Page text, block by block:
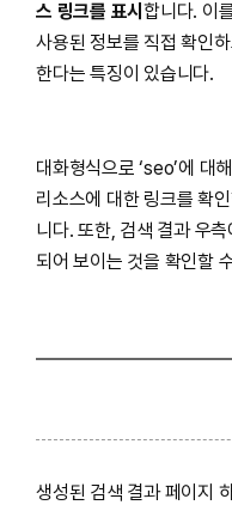
스 링크를 표시합니다. 이
사용된 정보를 직접 확인
한다는 특징이 있습니다.
대화형식으로 ‘seo’에 대
리소스에 대한 링크를 확
니다. 또한, 검색 결과 우
되어 보이는 것을 확인할
생성된 검색 결과 페이지